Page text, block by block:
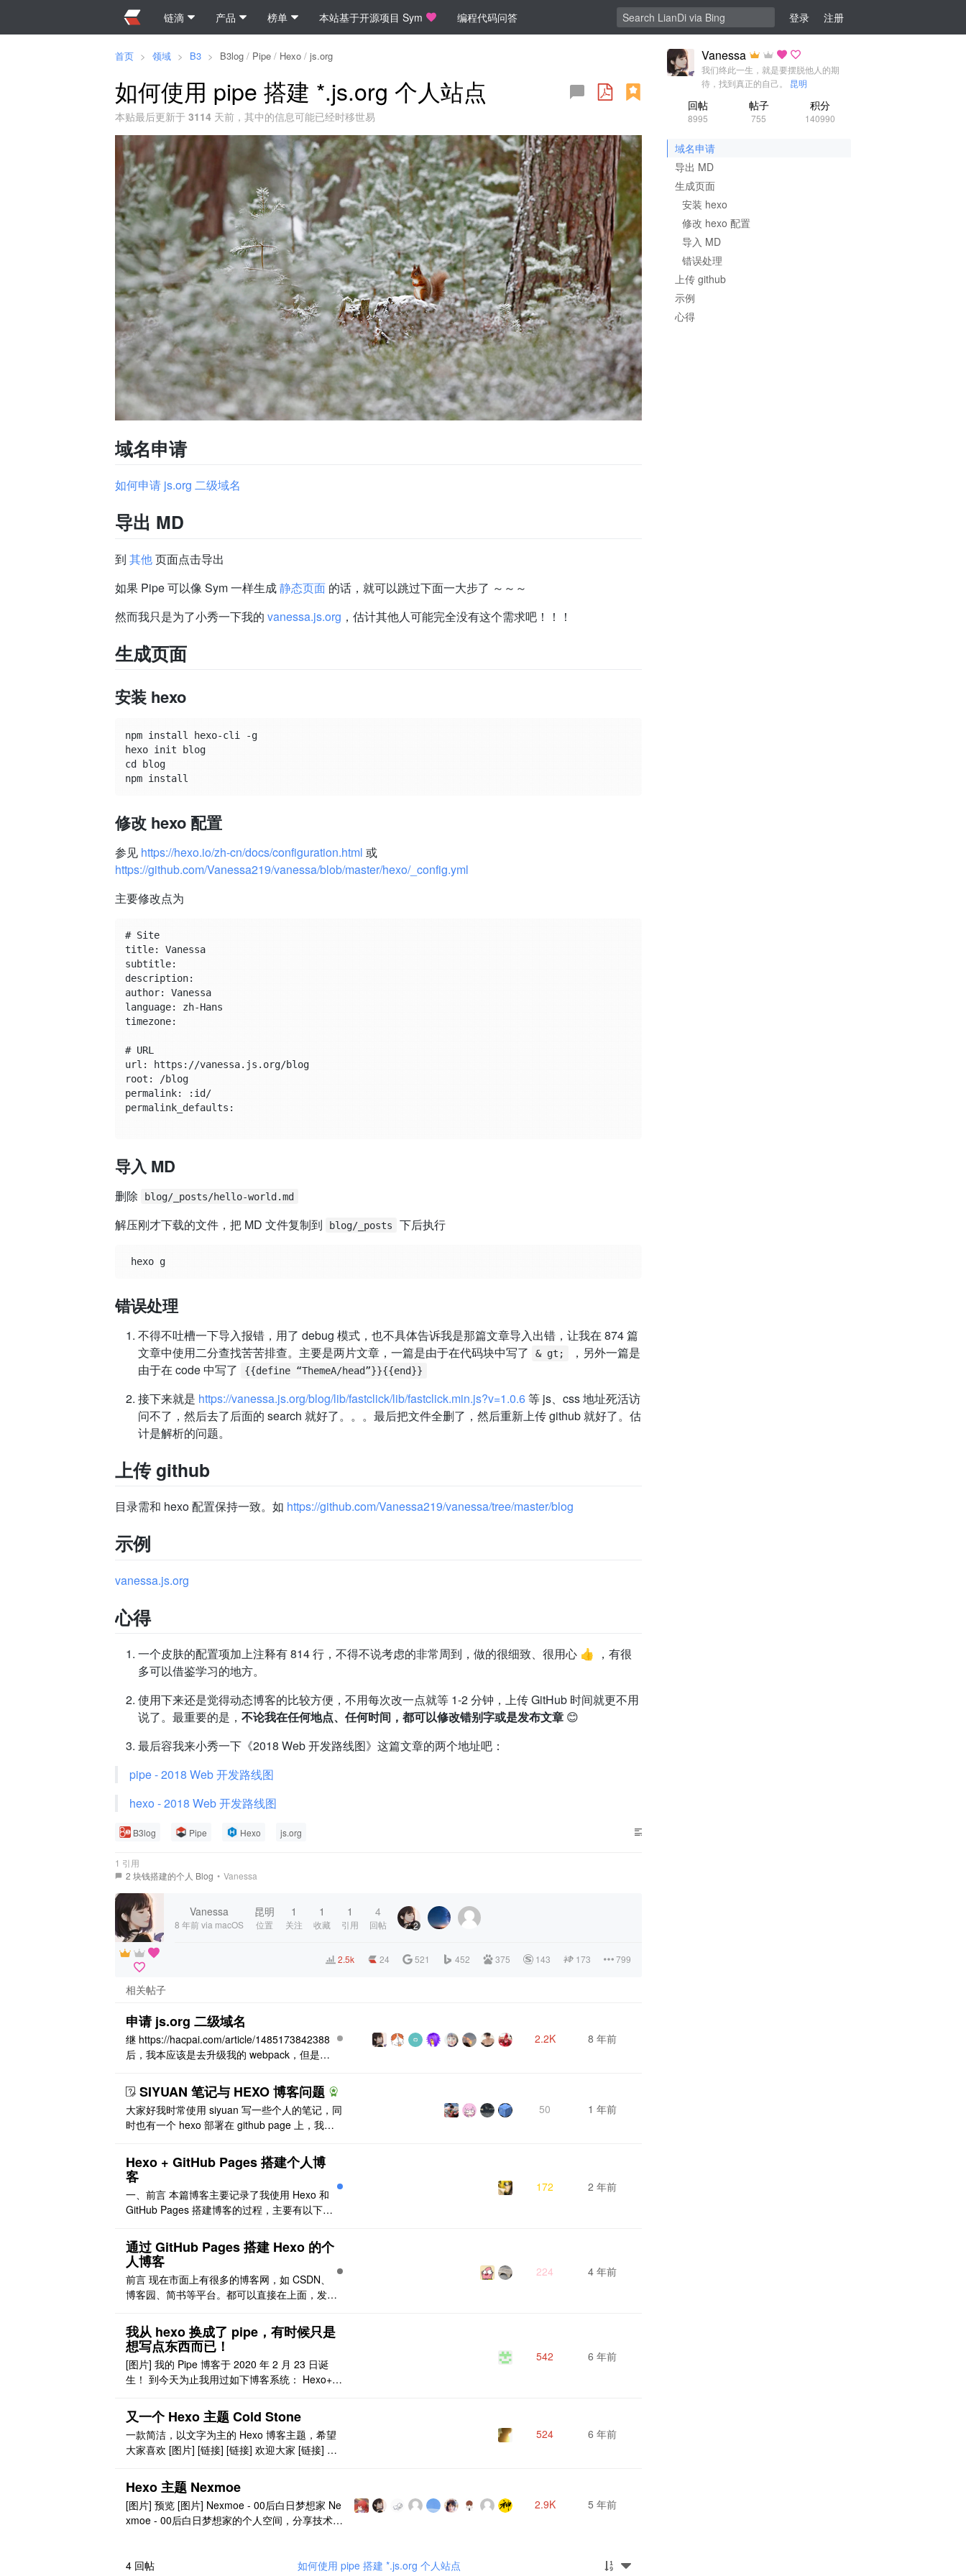
链滴 产品 榜单 本站基于开源项目 Sym 编程代码问答 登录 注册
首页 > 领域 > B3 > B3log / Pipe / Hexo / js.org
如何使用 pipe 搭建 *.js.org 个人站点
本贴最后更新于 3114 天前，其中的信息可能已经时移世易
域名申请
如何申请 js.org 二级域名
导出 MD
到 其他页面点击导出
如果 Pipe 可以像 Sym 一样生成静态页面 的话，就可以跳过下面一大步了 ～～～
然而我只是为了小秀一下我的 vanessa.js.org ，估计其他人可能完全没有这个需求吧！！！
生成页面
安装 hexo
npm install hexo-cli -g
hexo init blog
cd blog
修改 hexo 配置
参见 https://hexo.io/zh-cn/docs/configuration.html 或
https://github.com/Vanessa219/vanessa/blob/master/hexo/_config.yml
主要修改点为
# Site
title: Vanessa
subtitle:
description:
author: Vanessa
language: zh-Hans
timezone:
# URL
url: https://vanessa.js.org/blog
root: /blog
permalink: :id/
permalink_defaults:
导入 MD
删除 blog/_posts/hello-world.md
解压刚才下载的文件，把 MD 文件复制到 blog/_posts 下后执行
hexo g
错误处理
不得不吐槽一下导入报错，用了 debug 模式，也不具体告诉我是那篇文章导入出错，让我在 874 篇
文章中使用二分查找苦苦排查。主要是两片文章，一篇是由于在代码块中写了
& gt;
，另外一篇是
由于在 code 中写了
{{define “ThemeA/head”}}{{end}}
接下来就是 https://vanessa.js.org/blog/lib/fastclick/lib/fastclick.min.js?v=1.0.6等 js、css 地址死活访
问不了，然后去了后面的 search 就好了。。。最后把文件全删了，然后重新上传 github 就好了。估
计是解析的问题。
上传 github
目录需和 hexo 配置保持一致。如 https://github.com/Vanessa219/vanessa/tree/master/blog
示例
vanessa.js.org
心得
一个皮肤的配置项加上注释有 814 行，不得不说考虑的非常周到，做的很细致、很用心 👍 ，有很
多可以借鉴学习的地方。
使用下来还是觉得动态博客的比较方便，不用每次改一点就等 1-2 分钟，上传 GitHub 时间就更不用
说了。最重要的是， 不论我在任何地点、任何时间，都可以修改错别字或是发布文章 😊
最后容我来小秀一下《2018 Web 开发路线图》这篇文章的两个地址吧：
pipe - 2018 Web 开发路线图
hexo - 2018 Web 开发路线图
B3log Pipe Hexo js.org
1 引用
2 块钱搭建的个人 Blog • Vanessa
Vanessa
8 年前via macOS
昆明
位置
1
关注
1
收藏
1
引用
4
回帖 2
2.5k 24 521 452 375 143 173 799
相关帖子
申请 js.org 二级域名
继 https://hacpai.com/article/1485173842388
后，我本应该是去升级我的 webpack，但是但
宝宝也想要 ～～～～ I Want I Want I Want it...
原来还是蛮简单的，参照 https://dns.js.org ..
2.2K 8 年前
SIYUAN 笔记与 HEXO 博客问题
大家好我时常使用 siyuan 写一些个人的笔记，同
时也有一个 hexo 部署在 github page 上，我想
的图片上传至图床，同时更改 siyuan 笔记中图片
的路径（将本地路径改为图床路径） 【我已经了
解到了如何将文档中所有图片全部上传至图床，
但是文档中的图片 ..
50 1 年前
Hexo + GitHub Pages 搭建个人博
客
一、前言 本篇博客主要记录了我使用 Hexo 和
GitHub Pages 搭建博客的过程，主要有以下几
使用 GitHub Pages 部署 Hexo 配置域名 总结
二、Hexo 基础使用 2.1 安装 Hexo 前置条件：
安装使用 Hexo 需要先安装 Nod ..
172 2 年前
通过 GitHub Pages 搭建 Hexo 的个
人博客
前言 现在市面上有很多的博客网，如 CSDN、
博客园、简书等平台。都可以直接在上面，发
更能直接在百度上直接搜索到。缺点是比较不自
由，会受到各种因素的限制和无关紧要的广告。
通过购买域名和服务器来搭建一个这样的网站，
不光说购买成本。定期的维护，就要耗费用户太
多的精力和时间。 除此 ..
224 4 年前
我从 hexo 换成了 pipe，有时候只是
想写点东西而已！
[图片] 我的 Pipe 博客于 2020 年 2 月 23 日诞
生！ 到今天为止我用过如下博客系统： Hexo+Gi
dpress: 刚开始是在虚拟空间上写，后来转到腾
讯云，再就没有后来了 S9Y Blog（只更新了一篇
文章） 帝国 CMS —— 花费精力最多的博客（瓶
..
542 6 年前
又一个 Hexo 主题 Cold Stone
一款简洁，以文字为主的 Hexo 博客主题，希望
大家喜欢 [图片] [链接] [链接] 欢迎大家 [链接] ，p
524 6 年前
Hexo 主题 Nexmoe
[图片] 预览 [图片] Nexmoe - 00后白日梦想家 Ne
xmoe - 00后白日梦想家的个人空间，分享技术、
Github https://github.com/nexmoe/hexo- ..
2.9K 5 年前
4 回帖 如何使用 pipe 搭建 *.js.org 个人站点
Vanessa
我们终此一生，就是要摆脱他人的期
待，找到真正的自己。 昆明
回帖
8995
帖子
755
积分
140990
域名申请
导出 MD
生成页面
安装 hexo
修改 hexo 配置
导入 MD
错误处理
上传 github
示例
心得